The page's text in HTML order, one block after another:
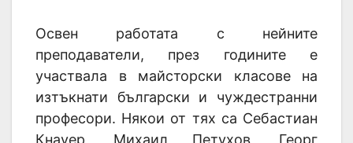
Освен работата с нейните
преподаватели, през годините е
участвала в майсторски класове на
изтъкнати български и чуждестранни
професори. Някои от тях са Себастиан
Кнауер, Михаил Петухов, Георг